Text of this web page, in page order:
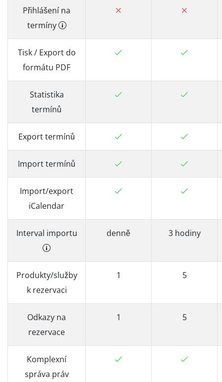
Přihlášení na
termíny
Tisk / Export do
formátu PDF
Statistika
termínů
Export termínů
Import termínů
Import/export
iCalendar
Interval importu denně 3 hodiny
Produkty/služby
k rezervaci
1 5
Odkazy na
rezervace
1 5
Komplexní
správa práv